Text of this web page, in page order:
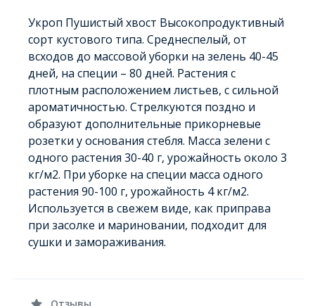
Укроп Пушистый хвост Высокопродуктивный
сорт кустового типа. Среднеспелый, от
всходов до массовой уборки на зелень 40-45
дней, на специи – 80 дней. Растения с
плотным расположением листьев, с сильной
ароматичностью. Стрелкуются поздно и
образуют дополнительные прикорневые
розетки у основания стебля. Масса зелени с
одного растения 30-40 г, урожайность около 3
кг/м2. При уборке на специи масса одного
растения 90-100 г, урожайность 4 кг/м2.
Используется в свежем виде, как приправа
при засолке и мариновании, подходит для
сушки и замораживания.